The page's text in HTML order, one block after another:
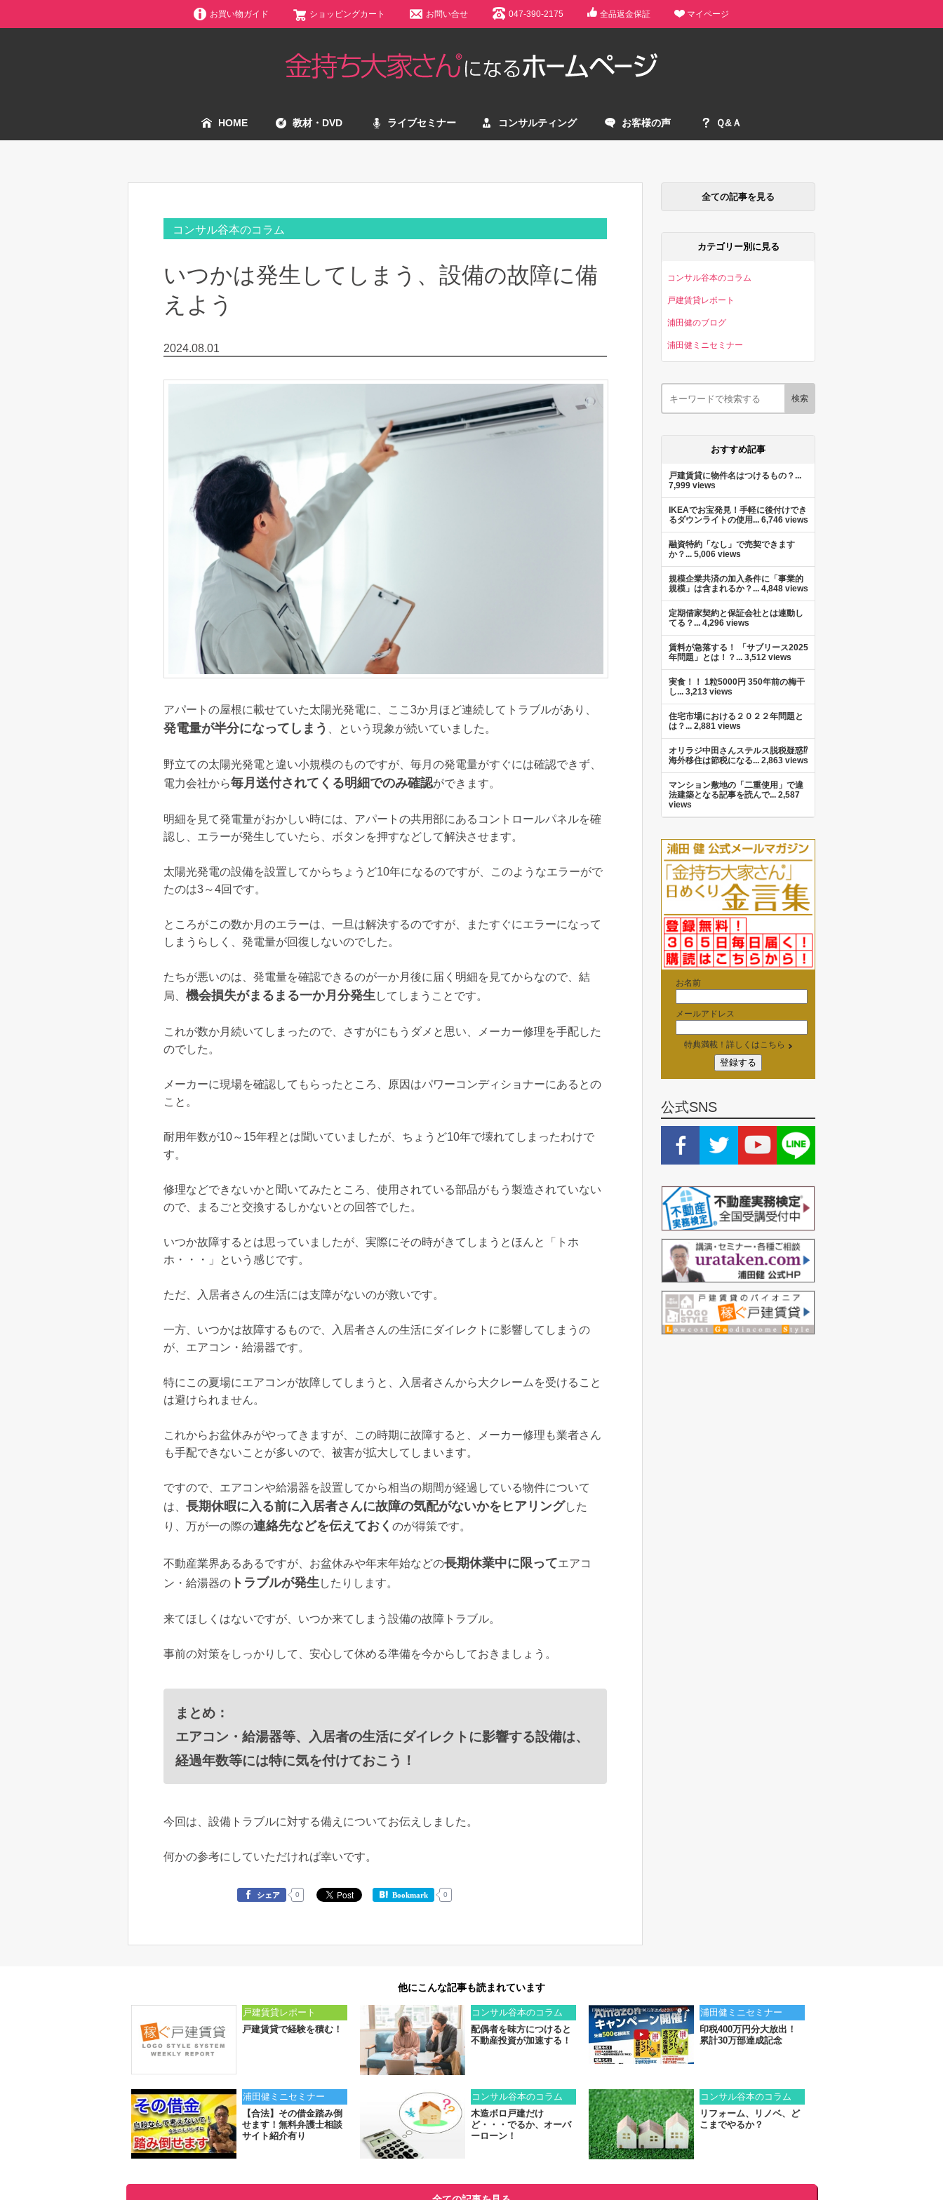
お買い物ガイド ショッピングカート お問い合せ 047-390-2175 全品返金保証 マイページ
HOME 教材・DVD ライブセミナー コンサルティング お客様の声 Ｑ&Ａ
コンサル谷本のコラム
いつかは発生してしまう、設備の故障に備
えよう
2024.08.01
アパートの屋根に載せていた太陽光発電に、ここ3か月ほど連続してトラブルがあり、
発電量が半分になってしまう 、という現象が続いていました。
野立ての太陽光発電と違い小規模のものですが、毎月の発電量がすぐには確認できず、
電力会社から毎月送付されてくる明細でのみ確認ができます。
明細を見て発電量がおかしい時には、アパートの共用部にあるコントロールパネルを確
認し、エラーが発生していたら、ボタンを押すなどして解決させます。
太陽光発電の設備を設置してからちょうど10年になるのですが、このようなエラーがで
たのは3～4回です。
ところがこの数か月のエラーは、一旦は解決するのですが、またすぐにエラーになって
しまうらしく、発電量が回復しないのでした。
たちが悪いのは、発電量を確認できるのが一か月後に届く明細を見てからなので、結
局、 機会損失がまるまる一か月分発生してしまうことです。
これが数か月続いてしまったので、さすがにもうダメと思い、メーカー修理を手配した
のでした。
メーカーに現場を確認してもらったところ、原因はパワーコンディショナーにあるとの
こと。
耐用年数が10～15年程とは聞いていましたが、ちょうど10年で壊れてしまったわけで
す。
修理などできないかと聞いてみたところ、使用されている部品がもう製造されていない
ので、まるごと交換するしかないとの回答でした。
いつか故障するとは思っていましたが、実際にその時がきてしまうとほんと「トホ
ホ・・・」という感じです。
ただ、入居者さんの生活には支障がないのが救いです。
一方、いつかは故障するもので、入居者さんの生活にダイレクトに影響してしまうの
が、エアコン・給湯器です。
特にこの夏場にエアコンが故障してしまうと、入居者さんから大クレームを受けること
は避けられません。
これからお盆休みがやってきますが、この時期に故障すると、メーカー修理も業者さん
も手配できないことが多いので、被害が拡大してしまいます。
ですので、エアコンや給湯器を設置してから相当の期間が経過している物件について
は、 長期休暇に入る前に入居者さんに故障の気配がないかをヒアリングした
り、万が一の際の連絡先などを伝えておく のが得策です。
不動産業界あるあるですが、お盆休みや年末年始などの長期休業中に限ってエアコ
ン・給湯器の トラブルが発生したりします。
来てほしくはないですが、いつか来てしまう設備の故障トラブル。
事前の対策をしっかりして、安心して休める準備を今からしておきましょう。
まとめ：
エアコン・給湯器等、入居者の生活にダイレクトに影響する設備は、
経過年数等には特に気を付けておこう！
今回は、設備トラブルに対する備えについてお伝えしました。
何かの参考にしていただければ幸いです。
シェア 0 Bookmark 0
全ての記事を見る
カテゴリー別に見る
コンサル谷本のコラム
戸建賃貸レポート
浦田健のブログ
浦田健ミニセミナー
おすすめ記事
戸建賃貸に物件名はつけるもの？...
7,999 views
IKEAでお宝発見！手軽に後付けでき
るダウンライトの使用... 6,746 views
融資特約「なし」で売契できます
か？... 5,006 views
規模企業共済の加入条件に「事業的
規模」は含まれるか？... 4,848 views
定期借家契約と保証会社とは連動し
てる？... 4,296 views
賃料が急落する！ 「サブリース2025
年問題」とは！？... 3,512 views
実食！！ 1粒5000円 350年前の梅干
し... 3,213 views
住宅市場における２０２２年問題と
は？... 2,881 views
オリラジ中田さんステルス脱税疑惑⁉︎
海外移住は節税になる... 2,863 views
マンション敷地の「二重使用」で違
法建築となる記事を読んで... 2,587
views
お名前
メールアドレス
特典満載！詳しくはこちら
公式SNS
他にこんな記事も読まれています
戸建賃貸レポート
戸建賃貸で経験を積む！
コンサル谷本のコラム
配偶者を味方につけると
不動産投資が加速する！
浦田健ミニセミナー
印税400万円分大放出！
累計30万部達成記念
浦田健ミニセミナー
【合法】その借金踏み倒
せます！無料弁護士相談
サイト紹介有り
コンサル谷本のコラム
木造ボロ戸建だけ
ど・・・でるか、オーバ
ーローン！
コンサル谷本のコラム
リフォーム、リノベ、ど
こまでやるか？